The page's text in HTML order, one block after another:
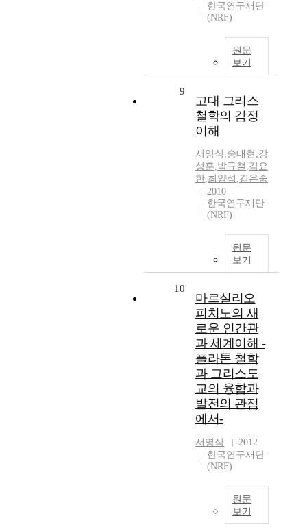
한국연구재단
(NRF)
원문
보기
9
고대 그리스
철학의 감정
이해
서영식 ,송대현 ,강
성훈,박규철 ,김요
한,최양석 ,김은중
2010
한국연구재단
(NRF)
원문
보기
10
마르실리오
피치노의 새
로운 인간관
과 세계이해 -
플라톤 철학
과 그리스도
교의 융합과
발전의 관점
에서-
서영식
2012
한국연구재단
(NRF)
원문
보기